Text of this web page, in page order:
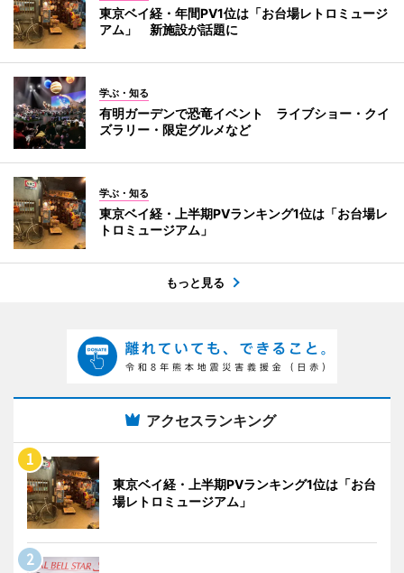
東京ベイ経・年間PV1位は「お台場レトロミュージ
アム」 新施設が話題に
学ぶ・知る
有明ガーデンで恐竜イベント ライブショー・クイ
ズラリー・限定グルメなど
学ぶ・知る
東京ベイ経・上半期PVランキング1位は「お台場レ
トロミュージアム」
もっと見る
アクセスランキング
東京ベイ経・上半期PVランキング1位は「お台
場レトロミュージアム」